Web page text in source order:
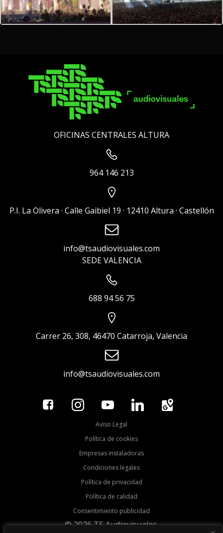
OFICINAS CENTRALES ALTURA
964 146 213
P.I. La Olivera · Calle Gaibiel 19 · 12410 Altura · Castellón
info@tsaudiovisuales.com
SEDE VALENCIA
688 94 56 75
Carrer 26, 308, 46470 Catarroja, Valencia
info@tsaudiovisuales.com
Aviso Legal
Política de cookies
Empresas instaladoras
Condiciones legales
Política de privacidad
Política de calidad
Consentimiento publicidad
© 2026 TS Audiovisuales.